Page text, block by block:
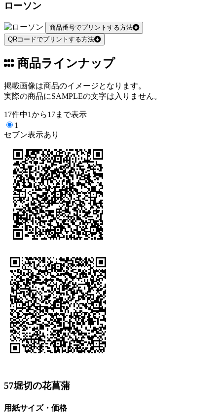
ローソン
商品番号でプリントする方法
QRコードでプリントする方法
商品ラインナップ
掲載画像は商品のイメージとなります。
実際の商品にSAMPLEの文字は入りません。
17件中1から17まで表示
1
セブン表示あり
57堀切の花菖蒲
用紙サイズ・価格